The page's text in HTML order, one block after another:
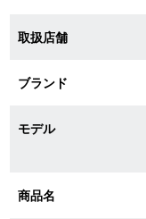
取扱店舗
ブランド
モデル
商品名